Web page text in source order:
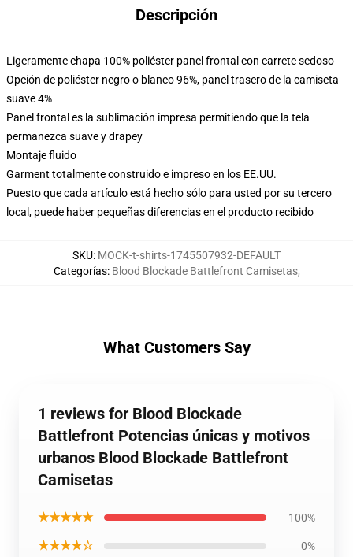
Descripción
Ligeramente chapa 100% poliéster panel frontal con carrete sedoso
Opción de poliéster negro o blanco 96%, panel trasero de la camiseta
suave 4%
Panel frontal es la sublimación impresa permitiendo que la tela
permanezca suave y drapey
Montaje fluido
Garment totalmente construido e impreso en los EE.UU.
Puesto que cada artículo está hecho sólo para usted por su tercero
local, puede haber pequeñas diferencias en el producto recibido
SKU: MOCK-t-shirts-1745507932-DEFAULT
Categorías: Blood Blockade Battlefront Camisetas,
What Customers Say
1 reviews for Blood Blockade
Battlefront Potencias únicas y motivos
urbanos Blood Blockade Battlefront
Camisetas
★★★★★ 100%
★★★★☆ 0%